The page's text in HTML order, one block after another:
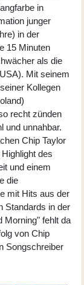
in
junger
in der
15 Minuten
als die
Mit seinem
Kollegen
recht zünden
und unnahbar.
Chip Taylor
des
und einem
die
mit Hits aus der
Standards in der
Morning" fehlt da
von Chip
Songschreiber